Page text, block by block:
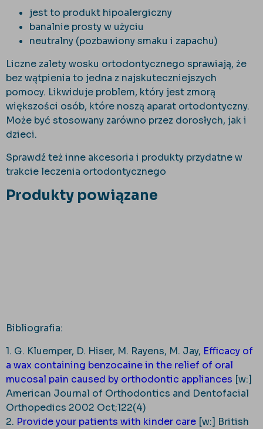
jest to produkt hipoalergiczny
banalnie prosty w użyciu
neutralny (pozbawiony smaku i zapachu)
Liczne zalety wosku ortodontycznego sprawiają, że
bez wątpienia to jedna z najskuteczniejszych
pomocy. Likwiduje problem, który jest zmorą
większości osób, które noszą aparat ortodontyczny.
Może być stosowany zarówno przez dorosłych, jak i
dzieci.
Sprawdź też inne akcesoria i produkty przydatne w
trakcie leczenia ortodontycznego
Produkty powiązane
Bibliografia:
1. G. Kluemper, D. Hiser, M. Rayens, M. Jay, Efficacy of
a wax containing benzocaine in the relief of oral
mucosal pain caused by orthodontic appliances [w:]
American Journal of Orthodontics and Dentofacial
Orthopedics 2002 Oct;122(4)
2. Provide your patients with kinder care [w:] British